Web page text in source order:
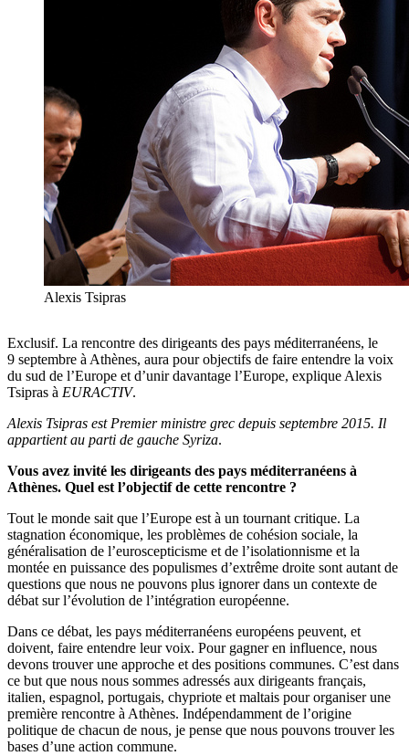
Alexis Tsipras
Exclusif. La rencontre des dirigeants des pays méditerranéens, le
9 septembre à Athènes, aura pour objectifs de faire entendre la voix
du sud de l’Europe et d’unir davantage l’Europe, explique Alexis
Tsipras à EURACTIV.
Alexis Tsipras est Premier ministre grec depuis septembre 2015. Il
appartient au parti de gauche Syriza.
Vous avez invité les dirigeants des pays méditerranéens à
Athènes. Quel est l’objectif de cette rencontre ?
Tout le monde sait que l’Europe est à un tournant critique. La
stagnation économique, les problèmes de cohésion sociale, la
généralisation de l’euroscepticisme et de l’isolationnisme et la
montée en puissance des populismes d’extrême droite sont autant de
questions que nous ne pouvons plus ignorer dans un contexte de
débat sur l’évolution de l’intégration européenne.
Dans ce débat, les pays méditerranéens européens peuvent, et
doivent, faire entendre leur voix. Pour gagner en influence, nous
devons trouver une approche et des positions communes. C’est dans
ce but que nous nous sommes adressés aux dirigeants français,
italien, espagnol, portugais, chypriote et maltais pour organiser une
première rencontre à Athènes. Indépendamment de l’origine
politique de chacun de nous, je pense que nous pouvons trouver les
bases d’une action commune.